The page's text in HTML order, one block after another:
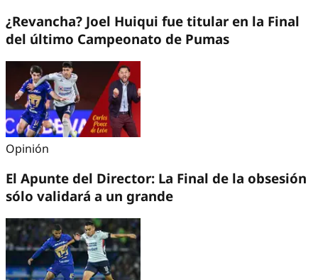
¿Revancha? Joel Huiqui fue titular en la Final
del último Campeonato de Pumas
Opinión
El Apunte del Director: La Final de la obsesión
sólo validará a un grande